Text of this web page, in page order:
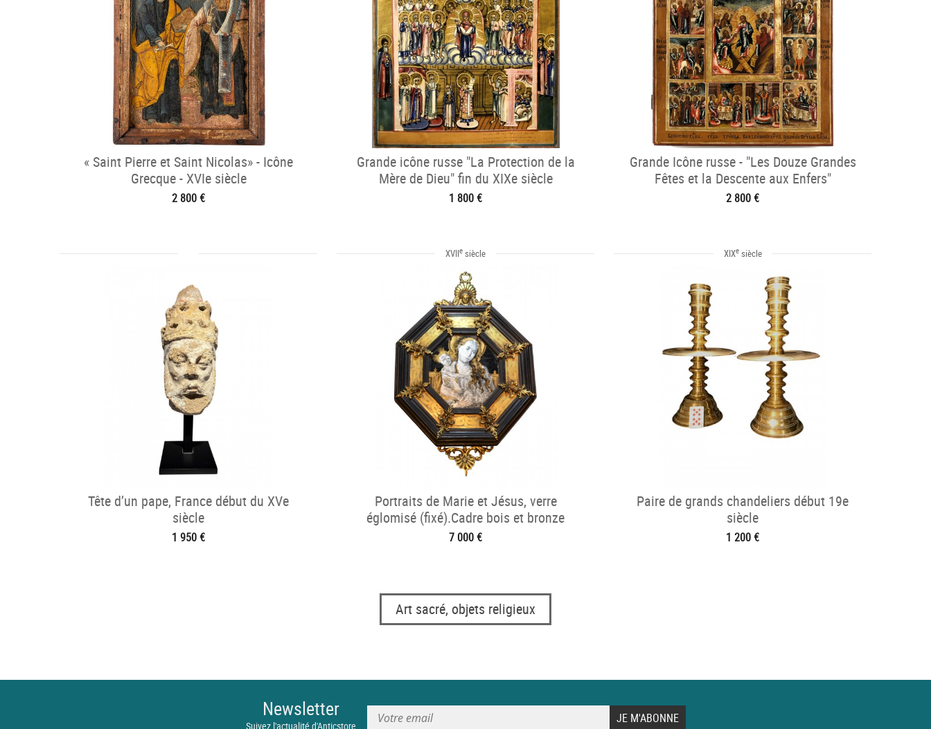
« Saint Pierre et Saint Nicolas» - Icône
Grecque - XVIe siècle
2 800 €
Grande icône russe "La Protection de la
Mère de Dieu" fin du XIXe siècle
1 800 €
Grande Icône russe - "Les Douze Grandes
Fêtes et la Descente aux Enfers"
2 800 €
Tête d’un pape, France début du XVe
siècle
1 950 €
XVIIe siècle
Portraits de Marie et Jésus, verre
églomisé (fixé).Cadre bois et bronze
doré.17° sièc
7 000 €
XIXesiècle
Paire de grands chandeliers début 19e
siècle
1 200 €
Art sacré, objets religieux
Newsletter
Suivez l'actualité d'Anticstore